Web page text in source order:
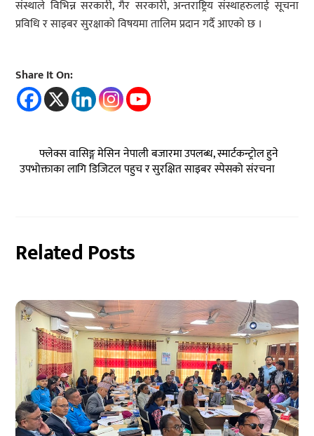
संस्थाले विभिन्न सरकारी, गैर सरकारी, अन्तराष्ट्रिय संस्थाहरुलाई सूचना
प्रविधि र साइबर सुरक्षाको विषयमा तालिम प्रदान गर्दै आएको छ ।
Share It On:
फ्लेक्स वासिङ्ग मेसिन नेपाली बजारमा उपलब्ध, स्मार्टकन्ट्रोल हुने
उपभोक्ताका लागि डिजिटल पहुच र सुरक्षित साइबर स्पेसको संरचना
Related Posts